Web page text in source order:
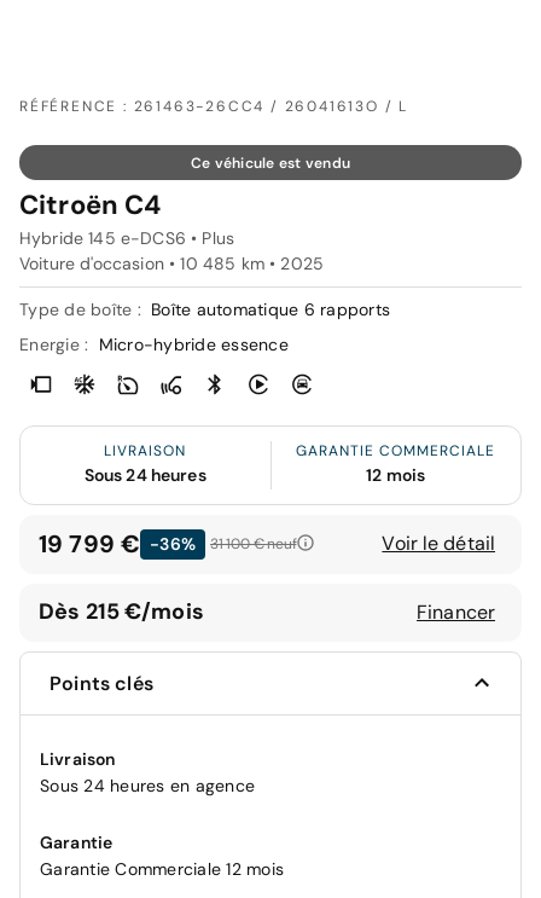
RÉFÉRENCE : 261463-26CC4 / 26041613O / L
Ce véhicule est vendu
Citroën C4
Hybride 145 e-DCS6 • Plus
Voiture d'occasion • 10 485 km • 2025
Type de boîte : Boîte automatique 6 rapports
Energie :
Micro-hybride essence
LIVRAISON
Sous 24 heures
GARANTIE COMMERCIALE
12 mois
19 799 € -36% 31 100 €neuf Voir le détail
Dès 215 €/mois Financer
Points clés
Livraison
Sous 24 heures en agence
Garantie
Garantie Commerciale 12 mois